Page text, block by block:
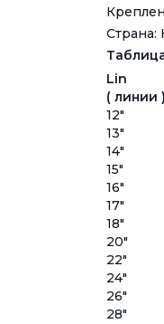
Страна:
Lin
( линии )
12"
13"
14"
15"
16"
17"
18"
20"
22"
24"
26"
28"